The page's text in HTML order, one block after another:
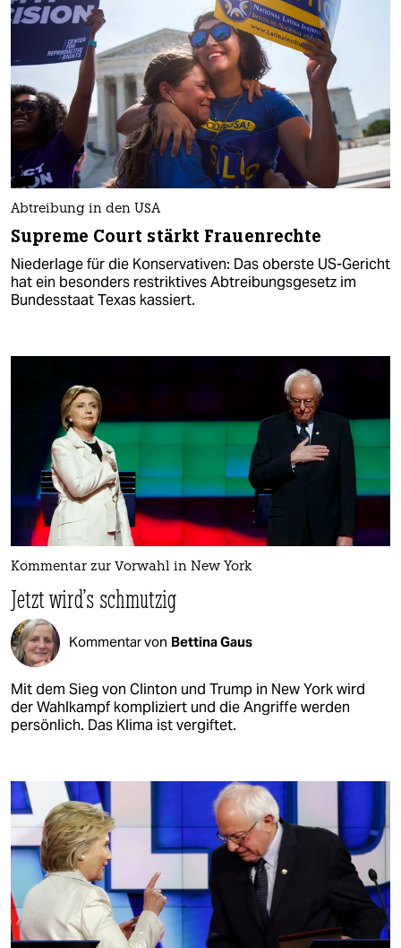
Abtreibung in den USA
Supreme Court stärkt Frauenrechte
Niederlage für die Konservativen: Das oberste US-Gericht
hat ein besonders restriktives Abtreibungsgesetz im
Bundesstaat Texas kassiert.
Kommentar zur Vorwahl in New York
Jetzt wird's schmutzig
Kommentar von Bettina Gaus
Mit dem Sieg von Clinton und Trump in New York wird
der Wahlkampf kompliziert und die Angriffe werden
persönlich. Das Klima ist vergiftet.